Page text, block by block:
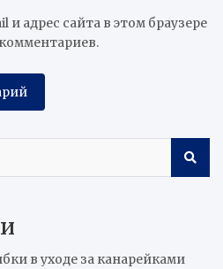
и адрес сайта в этом браузере
в уходе за канарейками